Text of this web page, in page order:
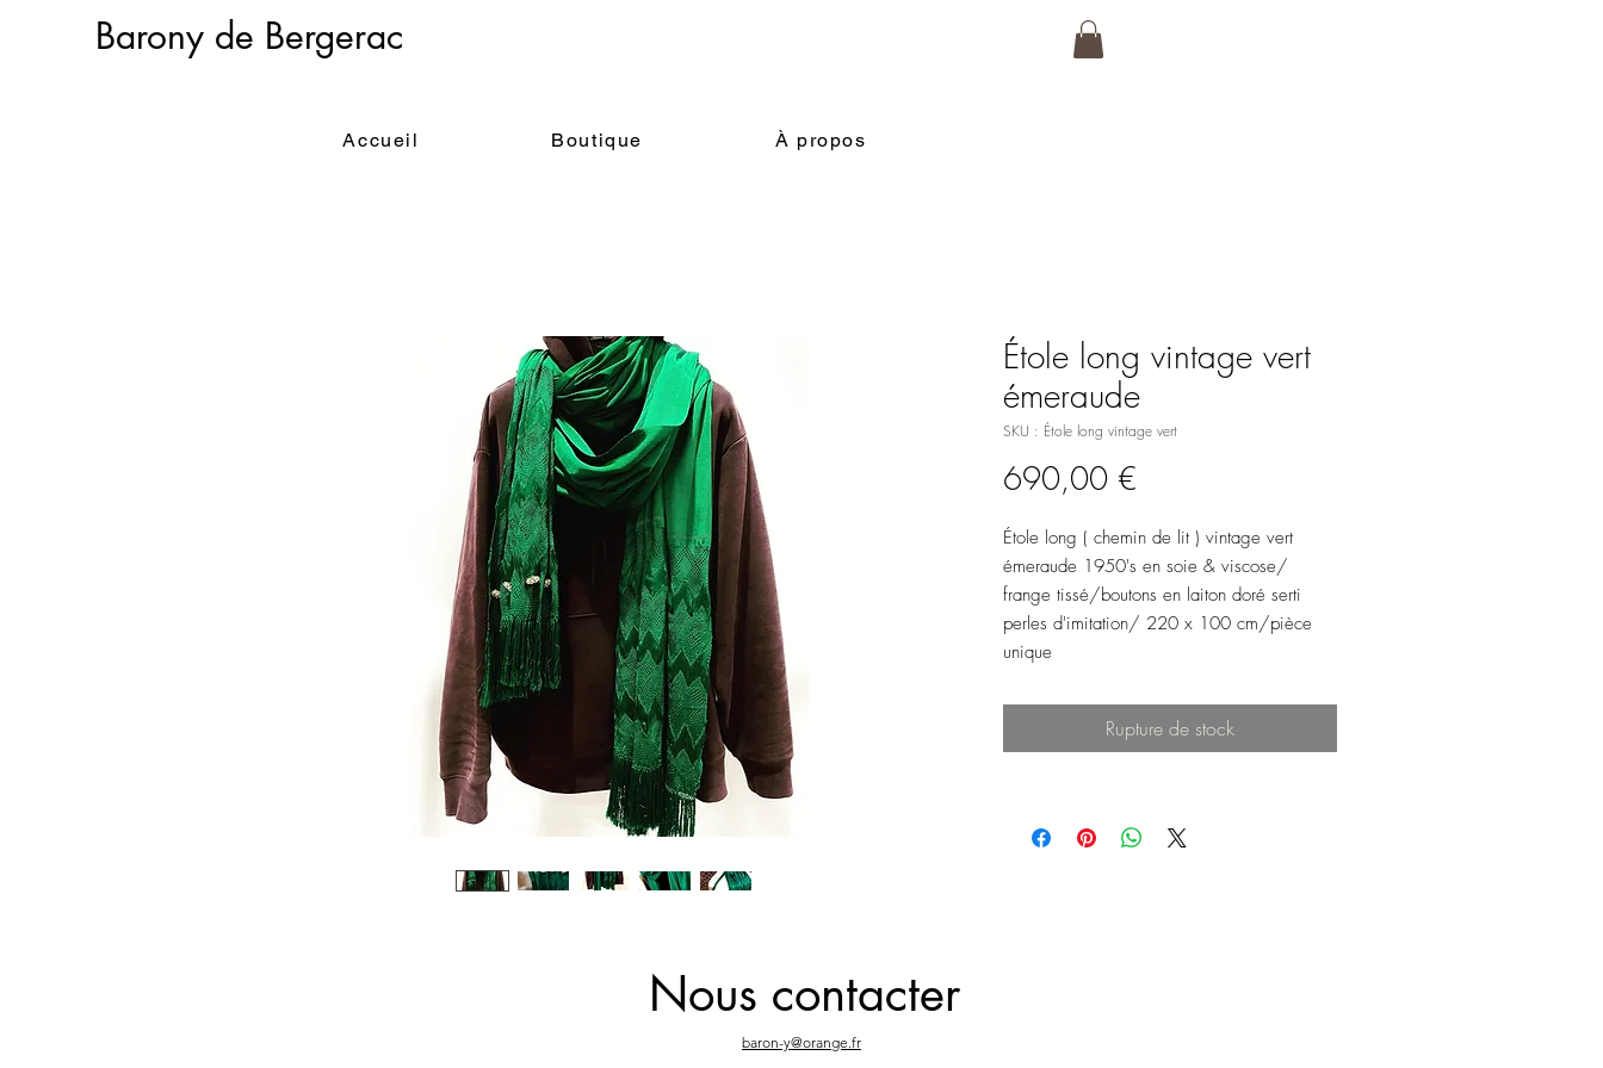
Barony de Bergerac
Accueil Boutique À propos
Étole long vintage vert
émeraude
SKU : Étole long vintage vert
690,00 €
Étole long ( chemin de lit ) vintage vert
émeraude 1950's en soie & viscose/
frange tissé/boutons en laiton doré serti
perles d'imitation/ 220 x 100 cm/pièce
unique
Rupture de stock
Nous contacter
baron-y@orange.fr